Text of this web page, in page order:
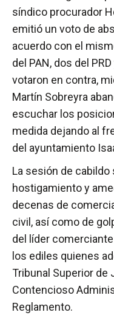
síndico procurador
emitió un voto de
acuerdo con el
del PAN, dos del
votaron en contra,
Martín Sobreyra
escuchar los
medida dejando al
del ayuntamiento
La sesión de
hostigamiento y
decenas de
civil, así como de
del líder
los ediles quienes
Tribunal Superior de
Contencioso
Reglamento.